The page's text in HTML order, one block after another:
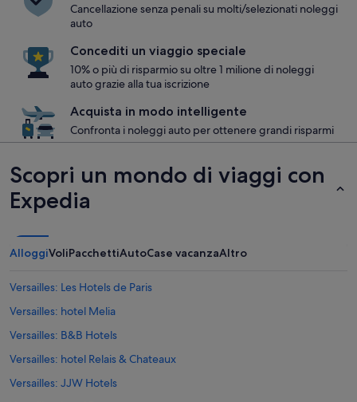
Cancellazione senza penali su molti/selezionati noleggi
auto
Concediti un viaggio speciale
10% o più di risparmio su oltre 1 milione di noleggi
auto grazie alla tua iscrizione
Acquista in modo intelligente
Confronta i noleggi auto per ottenere grandi risparmi
Scopri un mondo di viaggi con
Expedia
AlloggiVoliPacchettiAutoCase vacanzaAltro
Versailles: Les Hotels de Paris
Versailles: hotel Melia
Versailles: B&B Hotels
Versailles: hotel Relais & Chateaux
Versailles: JJW Hotels